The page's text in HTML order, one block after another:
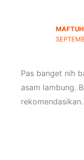
Pas banget nih
asam lambung.